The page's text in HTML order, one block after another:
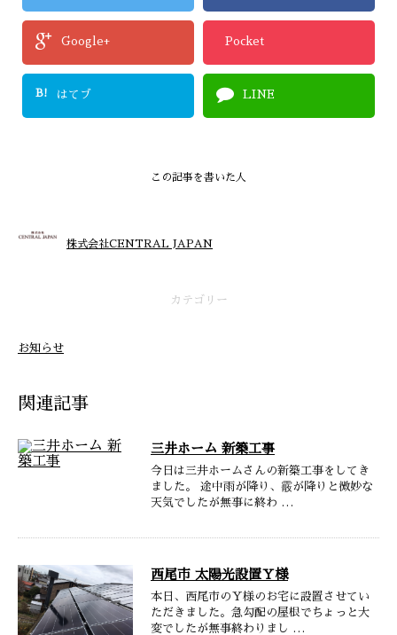
Google+ Pocket
B! はてブ LINE
この記事を書いた人
株式会社CENTRAL JAPAN
カテゴリー
お知らせ
関連記事
三井ホーム 新築工事
今日は三井ホームさんの新築工事をしてき
ました。 途中雨が降り、霰が降りと微妙な
天気でしたが無事に終わ …
西尾市 太陽光設置Ｙ様
本日、西尾市のＹ様のお宅に設置させてい
ただきました。急勾配の屋根でちょっと大
変でしたが無事終わりまし …